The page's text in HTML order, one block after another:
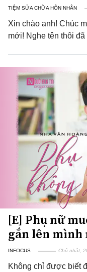
TIỆM SỬA CHỮA HÔN NHÂN
Xin chào anh! Chúc
mới! Nghe tên thôi
[E] Phụ nữ
gắn lên mình
INFOCUS Chủ nhật,
Không chỉ được biết